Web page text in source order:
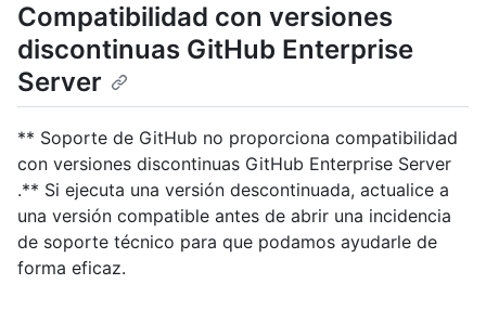
Compatibilidad con versiones
discontinuas GitHub Enterprise
Server
** Soporte de GitHub no proporciona compatibilidad
con versiones discontinuas GitHub Enterprise Server
.** Si ejecuta una versión descontinuada, actualice a
una versión compatible antes de abrir una incidencia
de soporte técnico para que podamos ayudarle de
forma eficaz.